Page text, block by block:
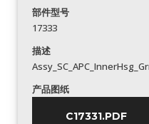
部件型号
17333
描述
产品图纸
C17331.PDF